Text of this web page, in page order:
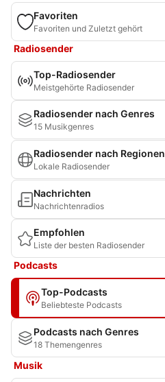
Favoriten
Favoriten und Zuletzt gehört
Radiosender
Top-Radiosender
Meistgehörte Radiosender
Radiosender nach Genres
15 Musikgenres
Radiosender nach Regionen
Lokale Radiosender
Nachrichten
Nachrichtenradios
Empfohlen
Liste der besten Radiosender
Podcasts
Top-Podcasts
Beliebteste Podcasts
Podcasts nach Genres
18 Themengenres
Musik